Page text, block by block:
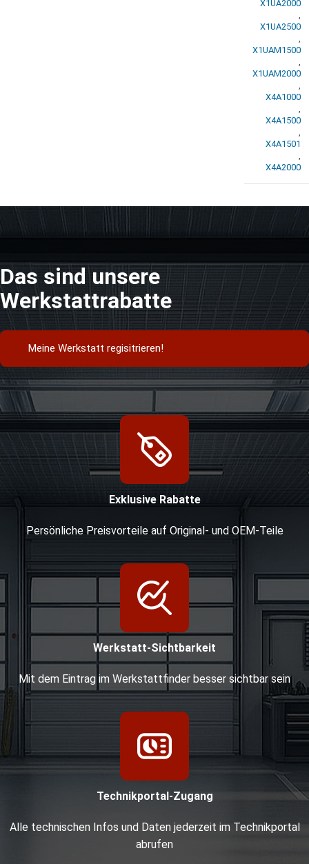
X1UA2000
X1UA2500
X1UAM1500
X1UAM2000
X4A1000
X4A1500
X4A1501
X4A2000
Das sind unsere
Werkstattrabatte
Meine Werkstatt regisitrieren!
Exklusive Rabatte
Persönliche Preisvorteile auf Original- und OEM-Teile
Werkstatt-Sichtbarkeit
Mit dem Eintrag im Werkstattfinder besser sichtbar sein
Technikportal-Zugang
Alle technischen Infos und Daten jederzeit im Technikportal
abrufen